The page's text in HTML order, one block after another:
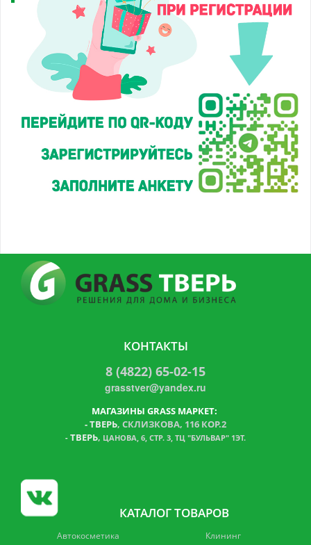
КОНТАКТЫ
8 (4822) 65-02-15
grasstver@yandex.ru
МАГАЗИНЫ GRASS МАРКЕТ:
-ТВЕРЬ, СКЛИЗКОВА, 116 КОР.2
- ТВЕРЬ, ЦАНОВА, 6, СТР. 3, ТЦ "БУЛЬВАР" 1ЭТ.
КАТАЛОГ ТОВАРОВ
Автокосметика
Клининг